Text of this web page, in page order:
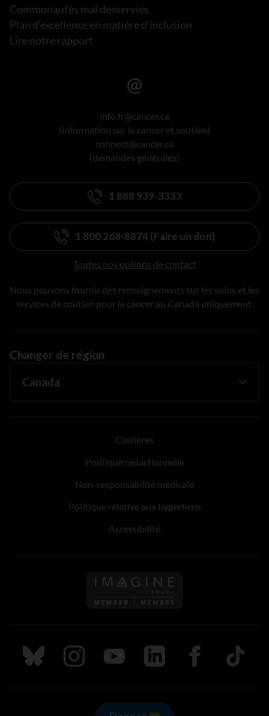
Communautés mal desservies
Plan d’excellence en matière d’inclusion
Lire notre rapport
info.fr@cancer.ca
(information sur le cancer et soutien)
connect@cancer.ca
(demandes générales)
1 888 939-3333
1 800 268-8874 (Faire un don)
Toutes nos options de contact
Nous pouvons fournir des renseignements sur les soins et les
services de soutien pour le cancer au Canada uniquement.
Changer de région
Carrières
Politique rédactionnelle
Non-responsabilité médicale
Politique relative aux hyperliens
Accessibilité
Suivez nous sur Bluesky
Suivez nous sur Instagram
Suivez nous sur Youtube
Suivez nous sur LinkedIn
Suivez nous sur
TikTok